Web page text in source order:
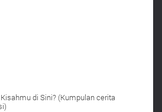
di Sini? (Kumpulan cerita